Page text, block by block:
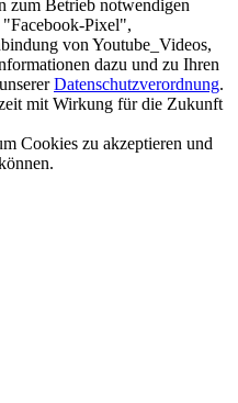
zum Betrieb notwendigen
"Facebook-Pixel",
von Youtube_Videos,
dazu und zu Ihren
Datenschutzverordnung.
mit Wirkung für die Zukunft
Cookies zu akzeptieren und